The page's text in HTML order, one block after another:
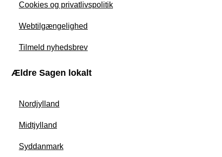
Cookies og privatlivspolitik
Webtilgængelighed
Tilmeld nyhedsbrev
Ældre Sagen lokalt
Nordjylland
Midtjylland
Syddanmark